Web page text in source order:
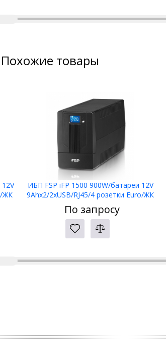
Похожие товары
ЖК
ИБП FSP iFP 1500 900W/батареи 12V
9Ahx2/2xUSB/RJ45/4 розетки Euro/ЖК
По запросу